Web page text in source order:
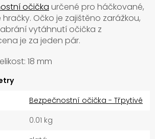
očička určené pro háčkované,
Očko je zajištěno zarážkou,
vytáhnutí očička z
je za jeden pár.
18 mm
Bezpečnostní očička - Třpytivé
0.01 kg